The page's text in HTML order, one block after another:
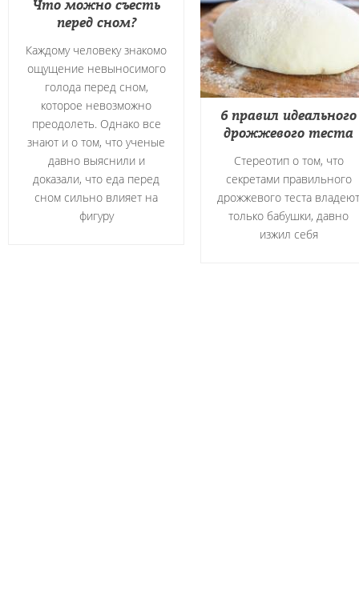
Что можно съесть
перед сном?
Каждому человеку знакомо
ощущение невыносимого
голода перед сном,
которое невозможно
преодолеть. Однако все
знают и о том, что ученые
давно выяснили и
доказали, что еда перед
сном сильно влияет на
фигуру
6 правил идеального
дрожжевого теста
Стереотип о том, что
секретами правильного
дрожжевого теста владеют
только бабушки, давно
изжил себя